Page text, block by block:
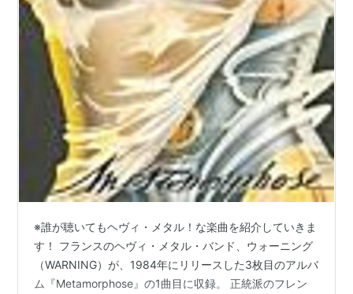
輸入種牡馬、短距離に活躍馬が多い。またウォーニング
ムスメという珍名馬も話題となった。2000年死亡。
代表産駒
アヌスミラビリス（*Annus Mirabilis）
カルストンライトオ
サニングデール
ディクタット（Diktat）
ダンツジャッジ
ウォーニング（*Warning）の血統
※誰が聴いてもヘヴィ・メタル！な楽曲を紹介していきま
す！ フランスのヘヴィ・メタル・バンド、ウォーニング
（WARNING）が、1984年にリリースした3枚目のアルバ
ム『Metamorphose』の1曲目に収録。 正統派のフレン